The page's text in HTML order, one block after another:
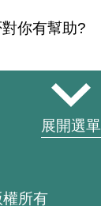
你有幫助?
展開選單
所有